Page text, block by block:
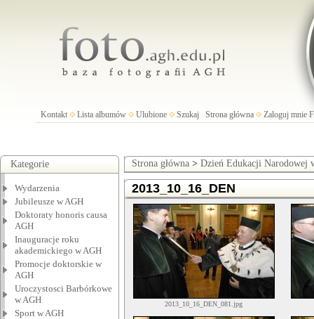
Kontakt Lista albumów Ulubione Szukaj Strona główna Zaloguj mnie
Kategorie
Wydarzenia
Jubileusze w AGH
Doktoraty honoris causa
AGH
Inauguracje roku
akademickiego w AGH
Promocje doktorskie w
AGH
Uroczystosci Barbórkowe
w AGH
Sport w AGH
Strona główna > Dzień Edukacji Narodowej
2013_10_16_DEN
2013_10_16_DEN_081.jpg